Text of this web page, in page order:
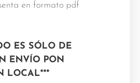
en formato pdf
ES SÓLO DE
ENVÍO PON
LOCAL***